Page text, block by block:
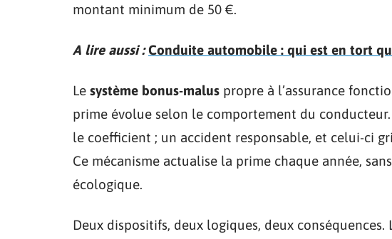
montant minimum de 50 €.
A lire aussi : Conduite automobile : qui est en tort
Le système bonus-malus propre à l’assurance
prime évolue selon le comportement du
le coefficient ; un accident responsable, et celui-ci
Ce mécanisme actualise la prime chaque année,
écologique.
Deux dispositifs, deux logiques, deux conséquences.